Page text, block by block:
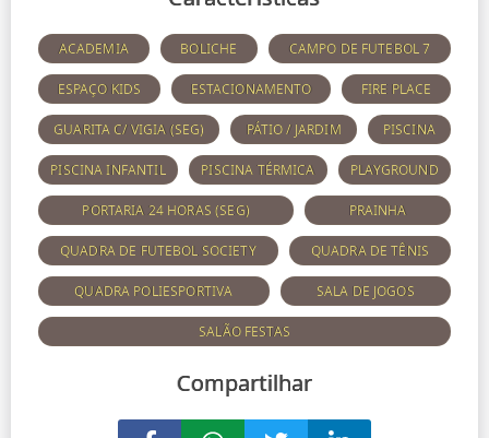
ACADEMIA BOLICHE CAMPO DE FUTEBOL 7
ESPAÇO KIDS ESTACIONAMENTO FIRE PLACE
GUARITA C/ VIGIA (SEG) PÁTIO / JARDIM PISCINA
PISCINA INFANTIL PISCINA TÉRMICA PLAYGROUND
PORTARIA 24 HORAS (SEG) PRAINHA
QUADRA DE FUTEBOL SOCIETY QUADRA DE TÊNIS
QUADRA POLIESPORTIVA SALA DE JOGOS
SALÃO FESTAS
Compartilhar